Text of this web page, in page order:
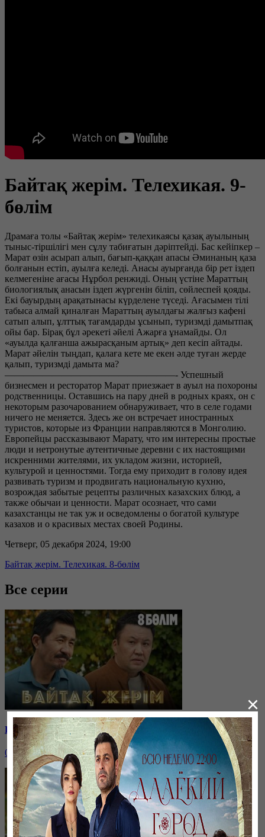
Байтақ жерім. Телехикая. 9-
бөлім
Драмаға толы «Байтақ жерім» телехикаясы қазақ ауылының
тыныс-тіршілігі мен сұлу табиғатын дәріптейді. Бас кейіпкер –
Марат өзін асырап алып, бағып-қаққан апасы Әминаның қаза
болғанын естіп, ауылға келеді. Анасы ауырғанда бір рет іздеп
келмегеніне ағасы Нұрбол ренжиді. Оның үстіне Мараттың
биологиялық анасын іздеп жүргенін біліп, сөйлеспей қояды.
Екі бауырдың арақатынасы күрделене түседі. Ағасымен тілі
табыса алмай қиналған Мараттың ауылдағы жалғыз кафені
сатып алып, ұлттық тағамдарды ұсынып, туризмді дамытпақ
ойы бар. Бірақ бұл әрекеті әйелі Ажарға ұнамайды. Ол
«ауылда қалғанша ажырасқаным артық» деп кесіп айтады.
Марат әйелін тыңдап, қалаға кете ме екен әлде туған жерде
қалып, туризмді дамыта ма?
——————————————————- Успешный
бизнесмен и ресторатор Марат приезжает в ауыл на похороны
родственницы. Оставшись на пару дней в родных краях, он с
некоторым разочарованием обнаруживает, что в селе годами
ничего не меняется. Здесь же он встречает иностранных
туристов, которые из Франции направляются в Монголию.
Европейцы рассказывают Марату, что им интересны простые
люди и нетронутые аутентичные деревни с их настоящими
искренними жителями, их укладом жизни, историей,
культурой и ценностями. Тогда ему приходит в голову идея
развивать туризм и продвигать национальную кухню,
возрождая забытые рецепты различных казахских блюд, а
также обычаи и ценности. Марат осознает, что сами
казахстанцы не так уж и осведомлены о богатой культуре
казахов и о красивых местах своей Родины.
Четверг, 05 декабря 2024, 19:00
Байтақ жерім. Телехикая. 8-бөлім
Все серии
Байтақ жерім. Телехикая. 8-бөлім
04 декабря, 19:00
×